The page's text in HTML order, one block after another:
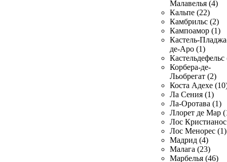
Малавелья (4)
Кальпе (22)
Камбрильс (2)
Кампоамор (1)
Кастель-
де-Аро (1)
Кастельдефельс
Корбера-де-
Льобрегат (2)
Коста Адехе
Ла Сения (1)
Ла-Оротава (1)
Ллорет де Мар
Лос
Лос Менорес (1)
Мадрид (4)
Малага (23)
Марбелья (46)